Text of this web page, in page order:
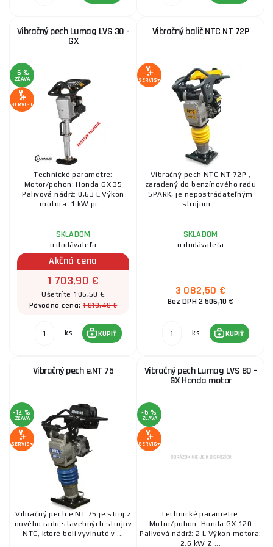
trvanlivosť a odolnosť povrchov.
pravý, neváhajte nás
kontaktovať. Naši odborní poradcovia
vám radi pomôžu s výberom vibračného pechu, ktorá najlepšie
vyhovuje vašim potrebám a požiadavkám.
Vibračný pech Lumag LVS 30 -
GX
-6 %
ZĽAVA
SERVIS+
Technické parametre:
Motor/pohon: Honda GX 35
Palivová nádrž: 0,63 L Výkon
motora: 1 kW pr ...
SKLADOM
u dodávateľa
Akčná cena
1 703,90 €
Ušetríte 106,50 €
Pôvodná cena:1 810,40 €
ks KÚPIŤ
Vibračný balič NTC NT 72P
SERVIS+
Vibračný pech NTC NT 72P ,
zaradený do benzínového radu
SPARK, je nepostrádateľným
strojom ...
SKLADOM
u dodávateľa
3 082,50 €
Bez DPH 2 506,10 €
ks KÚPIŤ
Vibračný pech e.NT 75
-12 %
ZĽAVA
SERVIS+
Vibračný pech e.NT 75 je stroj z
nového radu stavebných strojov
NTC, ktoré boli vyvinuté v ...
Vibračný pech Lumag LVS 80 -
GX Honda motor
-6 %
ZĽAVA
SERVIS+
Technické parametre:
Motor/pohon: Honda GX 120
Palivová nádrž: 2 L Výkon motora:
2.6 kW Z ...